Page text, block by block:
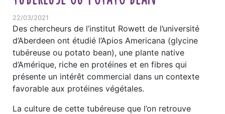
22/03/2021
Des chercheurs de l’institut Rowett de l’université
d’Aberdeen ont étudié l’Apios Americana (glycine
tubéreuse ou potato bean), une plante native
d’Amérique, riche en protéines et en fibres qui
présente un intérêt commercial dans un contexte
favorable aux protéines végétales.
La culture de cette tubéreuse que l’on retrouve